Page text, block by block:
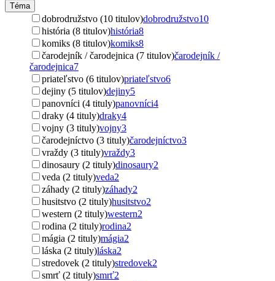
Téma
dobrodružstvo (10 titulov)dobrodružstvo10
história (8 titulov)história8
komiks (8 titulov)komiks8
čarodejník / čarodejnica (7 titulov)čarodejník /
čarodejnica7
priateľstvo (6 titulov)priateľstvo6
dejiny (5 titulov)dejiny5
panovníci (4 tituly)panovníci4
draky (4 tituly)draky4
vojny (3 tituly)vojny3
čarodejníctvo (3 tituly)čarodejníctvo3
vraždy (3 tituly)vraždy3
dinosaury (2 tituly)dinosaury2
veda (2 tituly)veda2
záhady (2 tituly)záhady2
husitstvo (2 tituly)husitstvo2
western (2 tituly)western2
rodina (2 tituly)rodina2
mágia (2 tituly)mágia2
láska (2 tituly)láska2
stredovek (2 tituly)stredovek2
smrť (2 tituly)smrť2